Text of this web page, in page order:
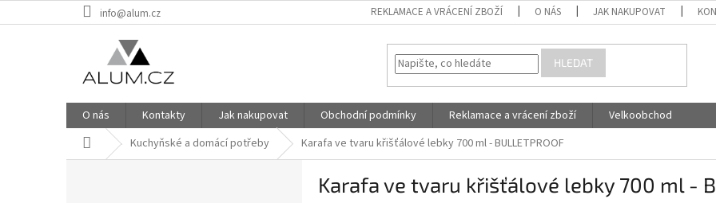
na
info@alum.cz REKLAMACE A VRÁCENÍ ZBOŽÍ O NÁS JAK NAKUPOVAT
HLEDAT
O nás Kontakty Jak nakupovat Obchodní podmínky Reklamace a vrácení zboží
Velkoobchod
Domů Kuchyňské a domácí potřeby Karafa ve tvaru křišťálové lebky 700 ml - BULLETPROOF
Karafa ve tvaru křišťálové lebky 700 ml -